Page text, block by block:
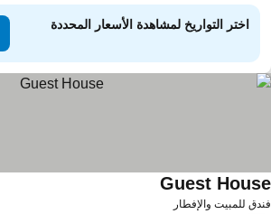
اختر التواريخ لمشاهدة الأسعار المحددة
للمبيت والإفطار
Guest